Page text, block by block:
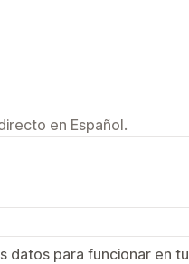
en Español.
datos para funcionar en tu